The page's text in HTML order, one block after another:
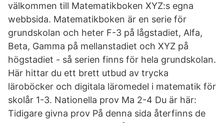
välkommen till Matematikboken XYZ:s egna
webbsida. Matematikboken är en serie för
grundskolan och heter F-3 på lågstadiet, Alfa,
Beta, Gamma på mellanstadiet och XYZ på
högstadiet - så serien finns för hela grundskolan.
Här hittar du ett brett utbud av trycka
läroböcker och digitala läromedel i matematik för
skolår 1-3. Nationella prov Ma 2-4 Du är här:
Tidigare givna prov På denna sida återfinns de